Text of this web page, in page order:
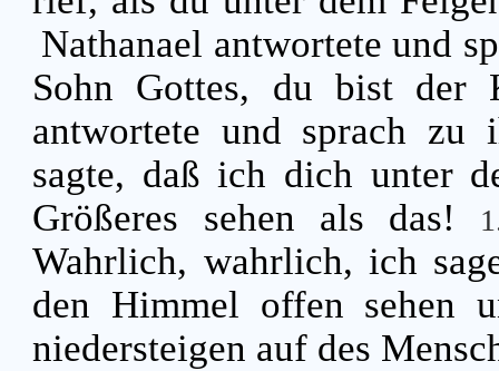
Nathanael antwortete und
Sohn Gottes, du bist
antwortete und sprach
sagte, daß ich dich unter
Größeres sehen als das!
Wahrlich, wahrlich, ich
den Himmel offen sehen
niedersteigen auf des